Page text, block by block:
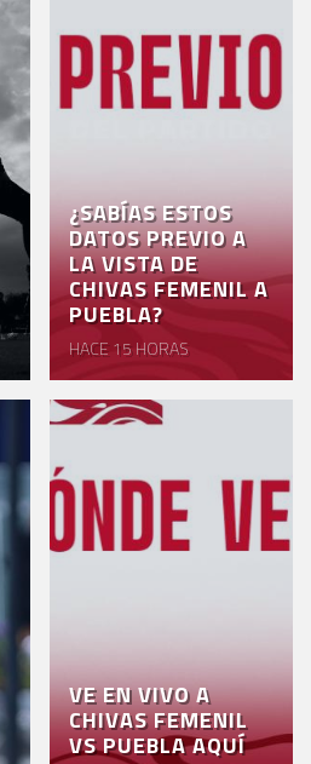
¿SABÍAS ESTOS
DATOS PREVIO A
LA VISTA DE
CHIVAS FEMENIL A
PUEBLA?
HACE 15 HORAS
VE EN VIVO A
CHIVAS FEMENIL
VS PUEBLA AQUÍ